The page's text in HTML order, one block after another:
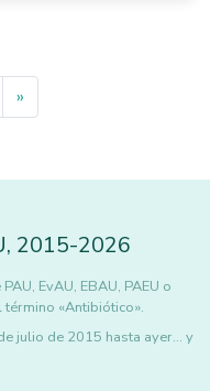
»
, 2015-2026
EvAU, EBAU, PAEU o
«Antibiótico».
julio de 2015 hasta ayer... y